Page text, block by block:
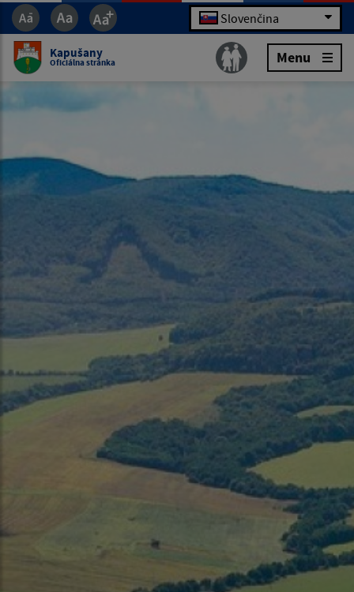
Slovenčina
Kapušany
Oficiálna stránka Menu